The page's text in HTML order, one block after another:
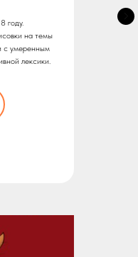
году.
на темы
с умеренным
лексики.